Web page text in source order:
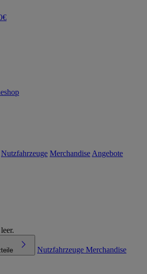
Nutzfahrzeuge Merchandise Angebote
Nutzfahrzeuge Merchandise